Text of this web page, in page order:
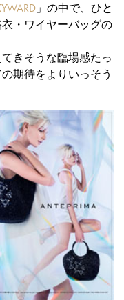
」の中で、ひと
・ワイヤーバッグの
きそうな臨場感たっ
期待をよりいっそう